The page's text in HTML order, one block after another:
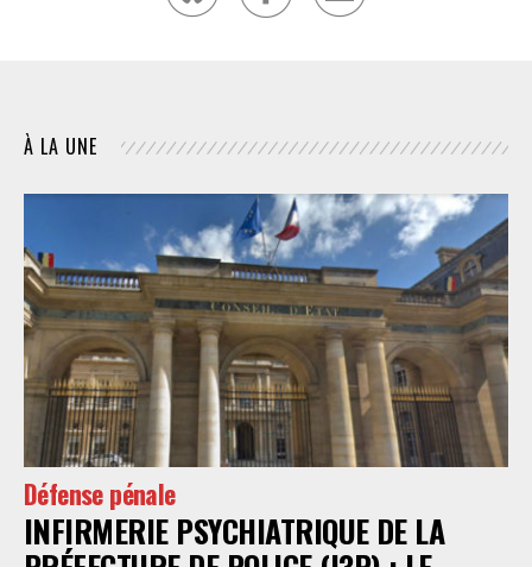
À LA UNE
Défense pénale
INFIRMERIE PSYCHIATRIQUE DE LA